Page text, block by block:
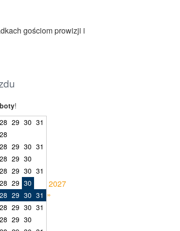
gościom prowizji i
!
28 29 30 31
28
28 29 30 31
28 29 30
28 29 30 31
28 29 30
28 29 30 31
28 29 30 31
28 29 30
2027
»